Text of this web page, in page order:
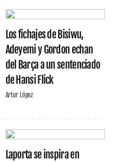
Los fichajes de Bisiwu,
Adeyemi y Gordon echan
del Barça a un sentenciado
de Hansi Flick
Artur López
Laporta se inspira en